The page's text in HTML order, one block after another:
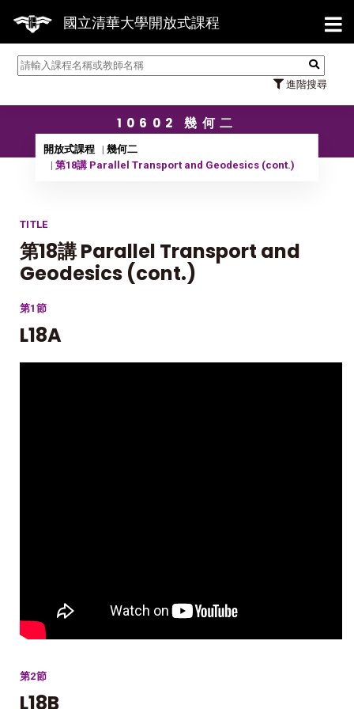
國立清華大學開放式課程
進階搜尋
【
10602 幾何二
開放式課程
幾何二
第18講 Parallel Transport and Geodesics (cont.)
TITLE
第18講 Parallel Transport and
Geodesics (cont.)
第1節
L18A
第2節
L18B